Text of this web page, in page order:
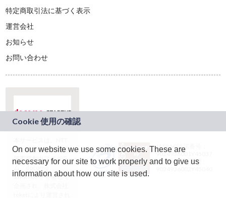
特定商取引法に基づく表示
運営会社
お知らせ
お問い合わせ
ドコモグループの新
規事業創出プログラ
ム「docomo
STARTUP」を通じて
JASRAC許諾番号：
9024936001Y45037
JASRAC許諾番号：
On our website we use some cookies. These are
necessary for our site to work properly and to give us
information about how our site is used.